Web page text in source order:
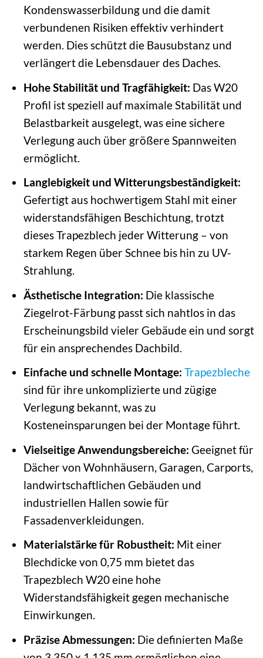
Kondenswasserbildung und die damit
verbundenen Risiken effektiv verhindert
werden. Dies schützt die Bausubstanz und
verlängert die Lebensdauer des Daches.
Hohe Stabilität und Tragfähigkeit: Das W20
Profil ist speziell auf maximale Stabilität und
Belastbarkeit ausgelegt, was eine sichere
Verlegung auch über größere Spannweiten
ermöglicht.
Langlebigkeit und Witterungsbeständigkeit:
Gefertigt aus hochwertigem Stahl mit einer
widerstandsfähigen Beschichtung, trotzt
dieses Trapezblech jeder Witterung – von
starkem Regen über Schnee bis hin zu UV-
Strahlung.
Ästhetische Integration: Die klassische
Ziegelrot-Färbung passt sich nahtlos in das
Erscheinungsbild vieler Gebäude ein und sorgt
für ein ansprechendes Dachbild.
Einfache und schnelle Montage: Trapezbleche
sind für ihre unkomplizierte und zügige
Verlegung bekannt, was zu
Kosteneinsparungen bei der Montage führt.
Vielseitige Anwendungsbereiche: Geeignet für
Dächer von Wohnhäusern, Garagen, Carports,
landwirtschaftlichen Gebäuden und
industriellen Hallen sowie für
Fassadenverkleidungen.
Materialstärke für Robustheit: Mit einer
Blechdicke von 0,75 mm bietet das
Trapezblech W20 eine hohe
Widerstandsfähigkeit gegen mechanische
Einwirkungen.
Präzise Abmessungen: Die definierten Maße